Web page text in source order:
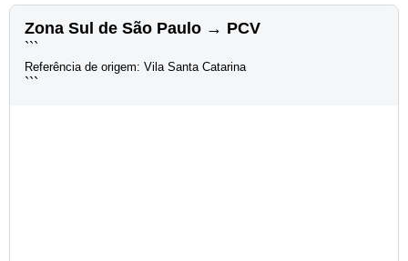
Zona Sul de São Paulo → PCV
```
Referência de origem: Vila Santa Catarina
```